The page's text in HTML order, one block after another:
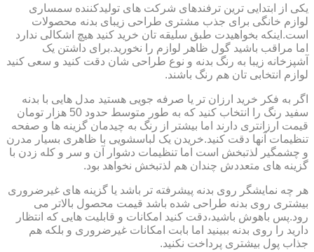
یکی از ابتدایی ترین ترفندهای شرکت های تولیدکننده سمساری
لوازم خانگی برای جذب مشتری طراحی زیبای بدنه محصولات
است.اینکه بخواهیدت طبق سلیقه تان خرید کنید هیچ اشکالی ندارد
اما مراقب باشید گول ظاهر لوازم را نخورید.برای داشتن یک
آشپزخانه زیبا به رنگ بدنه و نوع طراحی شان دقت کنید و سعی کنید
لوازم انتخابی تان هم رنگ باشند.
اگر به فکر خرید ارزان تر یا صرفه جویی هستید مدل هایی با بدنه
سفید رنگ را انتخاب کنید که به طور متوسط حدود 50 هزار تومان
قیمت ارزانتری دارند اما بیشتر از رنگ به چیدمان گزینه ها و صفحه
تنظیمات آنها دقت کنید.خریدن یک لباسشویی با ظاهری بسیار مدرن
و چشمگیر لذتبخش است اما تنظیمات دشوار آن و سر و کله زدن با
گزینه های متعددش چندان هم لذتبخش نخواهد بود.
هر چه نمایشگر روی بدنه پیشرفته تر باشد یا گزینه های غیرضروری
بیشتری روی بدنه طراحی شده باشد قیمت محصول بالاتر می
رود.پس باهوش باشید،دقت کنید امکانات و قابلیت هایی که انتظار
دارید را روی بدنه ببینید اما بابت امکانات غیرضروری و بلکه هم
جذاب پول بیشتری پرداخت نکنید.